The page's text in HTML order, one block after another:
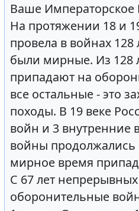
Ваше Императорское
На протяжении 18 и
провела в войнах 128
были мирные. Из 128
припадают на
все остальные - это
походы. В 19 веке
войн и 3
войны продолжались
мирное время
С 67 лет
оборонительные